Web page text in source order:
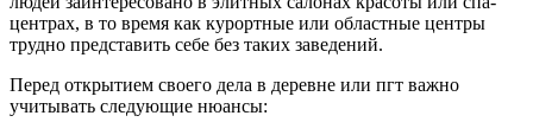
центрах, в то время как курортные или областные центры
трудно представить себе без таких заведений.
Перед открытием своего дела в деревне или пгт важно
учитывать следующие нюансы: